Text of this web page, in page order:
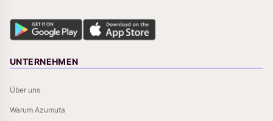
UNTERNEHMEN
Über uns
Warum Azumuta